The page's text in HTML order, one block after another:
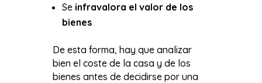
Se infravalora el valor de los
bienes
De esta forma, hay que analizar
bien el coste de la casa y de los
bienes antes de decidirse por una